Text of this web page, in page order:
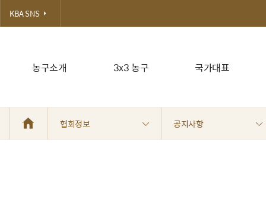
농구소개 3x3 농구 국가대표
KBA SNS
협회정보 공지사항